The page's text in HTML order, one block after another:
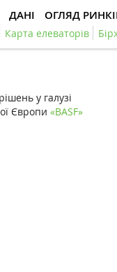
ДАНІ ОГЛЯД
Карта елеваторів
у галузі
Європи «BASF»